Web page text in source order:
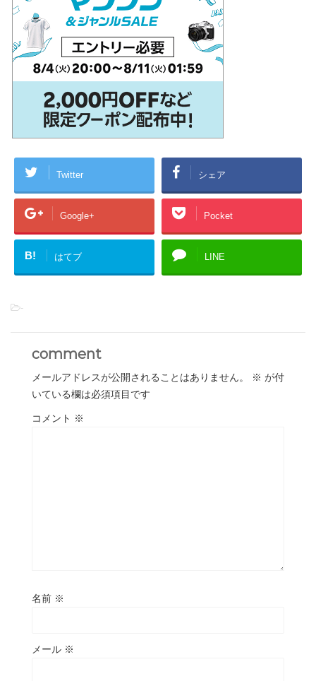
Twitter シェア
Google+ Pocket
B! はてブ LINE
-
comment
メールアドレスが公開されることはありません。 ※ が付
いている欄は必須項目です
コメント ※
名前 ※
メール ※